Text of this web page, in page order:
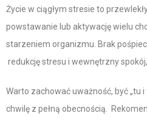
Życie w ciągłym stresie to
powstawanie lub aktywację wielu
starzeniem organizmu. Brak
redukcję stresu i wewnętrzny
Warto zachować uważność, być „tu
chwilę z pełną obecnością.